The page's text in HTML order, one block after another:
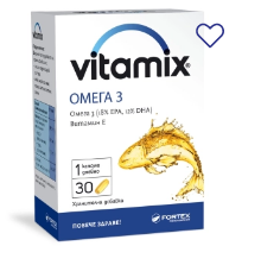
Добави в любими